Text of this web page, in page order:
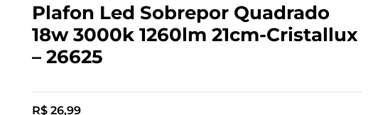
Plafon Led Sobrepor Quadrado
18w 3000k 1260lm 21cm-Cristallux
– 26625
R$26,99